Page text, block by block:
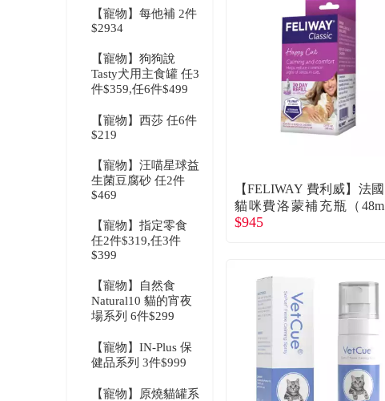
【寵物】每他補 2件
$2934
【寵物】狗狗說
Tasty犬用主食罐 任3
件$359,任6件$499
【寵物】西莎 任6件
$219
【寵物】汪喵星球益
生菌豆腐砂 任2件
$469
【寵物】指定零食
任2件$319,任3件
$399
【寵物】自然食
Natural10 貓的宵夜
場系列 6件$299
【寵物】IN-Plus 保
健品系列 3件$999
【寵物】原燒貓罐系
【FELIWAY 費利威】法國
貓咪費洛蒙補充瓶（48m
l）
$945